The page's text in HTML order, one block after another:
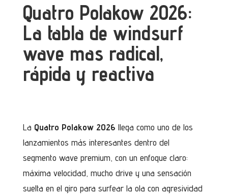
Quatro Polakow 2026:
La tabla de windsurf
wave mas radical,
rápida y reactiva
La Quatro Polakow 2026 llega como uno de los
lanzamientos más interesantes dentro del
segmento wave premium, con un enfoque claro:
máxima velocidad, mucho drive y una sensación
suelta en el giro para surfear la ola con agresividad